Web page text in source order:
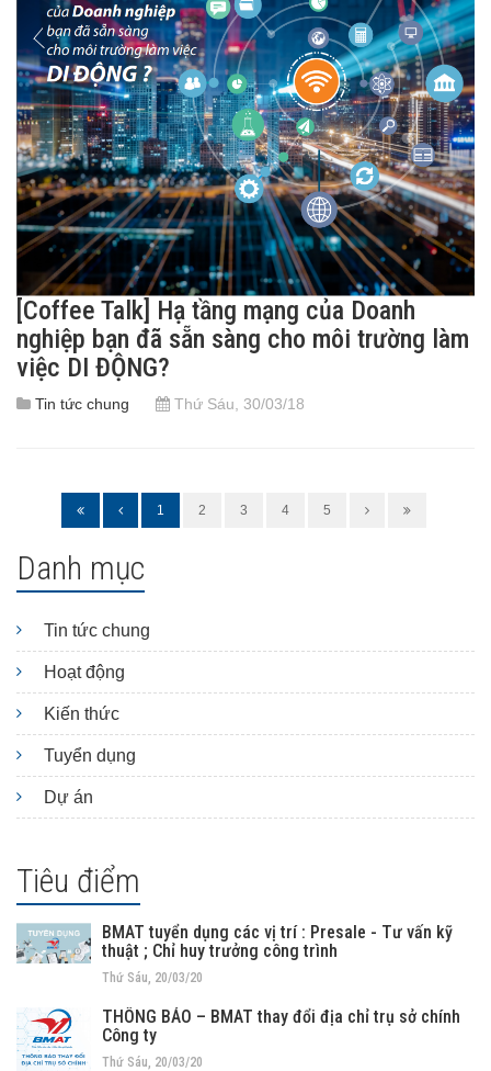
[Coffee Talk] Hạ tầng mạng của Doanh
nghiệp bạn đã sẵn sàng cho môi trường làm
việc DI ĐỘNG?
Tin tức chung Thứ Sáu, 30/03/18
1 2 3 4 5
Danh mục
Tin tức chung
Hoạt động
Kiến thức
Tuyển dụng
Dự án
Tiêu điểm
BMAT tuyển dụng các vị trí : Presale - Tư vấn kỹ
thuật ; Chỉ huy trưởng công trình
Thứ Sáu, 20/03/20
THÔNG BÁO – BMAT thay đổi địa chỉ trụ sở chính
Công ty
Thứ Sáu, 20/03/20